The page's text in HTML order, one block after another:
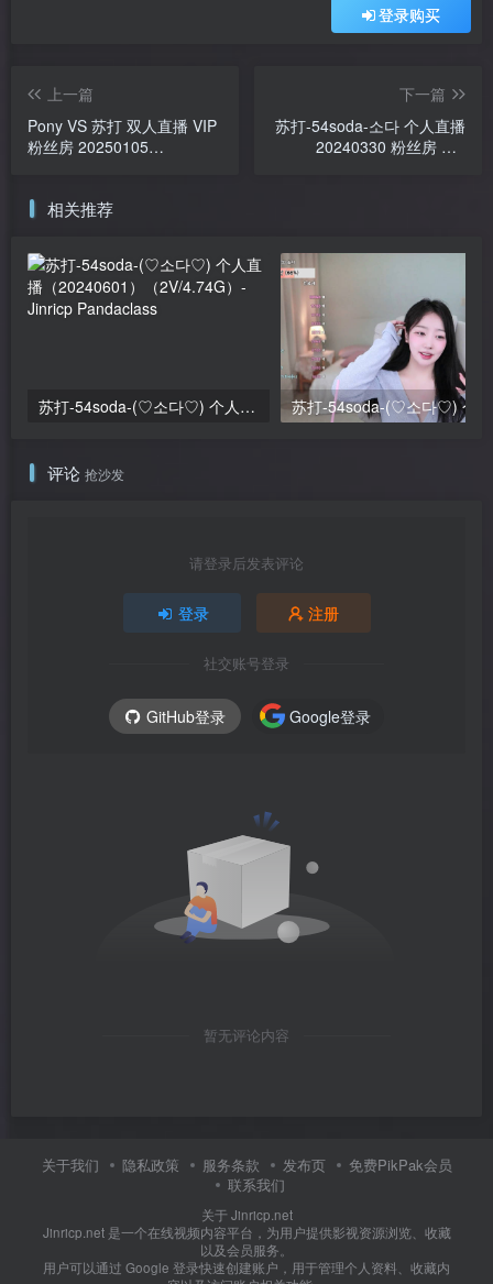
登录购买
上一篇
Pony VS 苏打 双人直播 VIP
粉丝房 20250105
下一篇
苏打-54soda-소다 个人直播
20240330 粉丝房 VIP
相关推荐
苏打-54soda-(♡소다♡) 个人直播（20240601）（2V/4.74G）
评论 抢沙发
请登录后发表评论
登录 注册
社交账号登录
GitHub登录 Google登录
暂无评论内容
关于我们 隐私政策 服务条款 发布页
免费PikPak会员
联系我们
关于 Jinricp.net
Jinricp.net 是一个在线视频内容平台，为用户提供影视资源浏览、收藏
以及会员服务。
用户可以通过 Google 登录快速创建账户，用于管理个人资料、收藏内